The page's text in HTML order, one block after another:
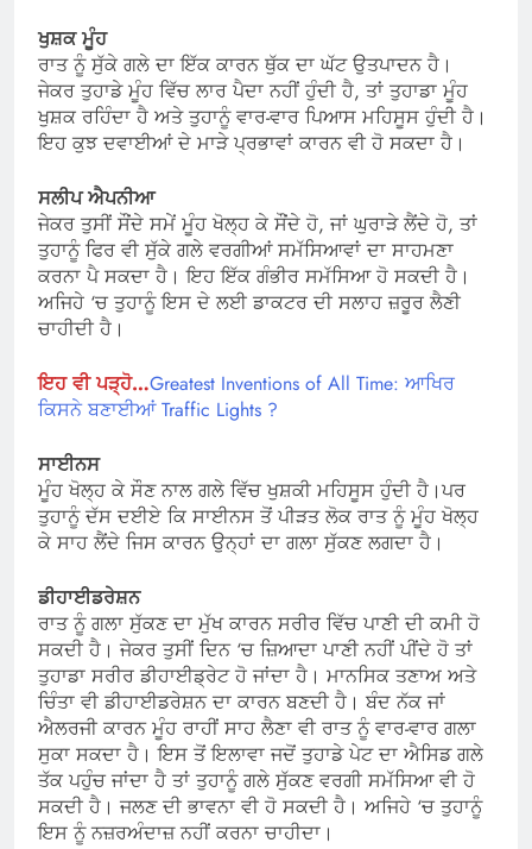
ਖੁਸ਼ਕ ਮੂੰਹ
ਰਾਤ ਨੂੰ ਸੁੱਕੇ ਗਲੇ ਦਾ ਇੱਕ ਕਾਰਨ ਥੁੱਕ ਦਾ ਘੱਟ ਉਤਪਾਦਨ ਹੈ।
ਜੇਕਰ ਤੁਹਾਡੇ ਮੂੰਹ ਵਿੱਚ ਲਾਰ ਪੈਦਾ ਨਹੀਂ ਹੁੰਦੀ ਹੈ, ਤਾਂ ਤੁਹਾਡਾ ਮੂੰਹ
ਖੁਸ਼ਕ ਰਹਿੰਦਾ ਹੈ ਅਤੇ ਤੁਹਾਨੂੰ ਵਾਰ-ਵਾਰ ਪਿਆਸ ਮਹਿਸੂਸ ਹੁੰਦੀ ਹੈ।
ਇਹ ਕੁਝ ਦਵਾਈਆਂ ਦੇ ਮਾੜੇ ਪ੍ਰਭਾਵਾਂ ਕਾਰਨ ਵੀ ਹੋ ਸਕਦਾ ਹੈ।
ਸਲੀਪ ਐਪਨੀਆ
ਜੇਕਰ ਤੁਸੀਂ ਸੌਂਦੇ ਸਮੇਂ ਮੂੰਹ ਖੋਲ੍ਹ ਕੇ ਸੌਂਦੇ ਹੋ, ਜਾਂ ਘੁਰਾੜੇ ਲੈਂਦੇ ਹੋ, ਤਾਂ
ਤੁਹਾਨੂੰ ਫਿਰ ਵੀ ਸੁੱਕੇ ਗਲੇ ਵਰਗੀਆਂ ਸਮੱਸਿਆਵਾਂ ਦਾ ਸਾਹਮਣਾ
ਕਰਨਾ ਪੈ ਸਕਦਾ ਹੈ। ਇਹ ਇੱਕ ਗੰਭੀਰ ਸਮੱਸਿਆ ਹੋ ਸਕਦੀ ਹੈ।
ਅਜਿਹੇ ‘ਚ ਤੁਹਾਨੂੰ ਇਸ ਦੇ ਲਈ ਡਾਕਟਰ ਦੀ ਸਲਾਹ ਜ਼ਰੂਰ ਲੈਣੀ
ਚਾਹੀਦੀ ਹੈ।
ਇਹ ਵੀ ਪੜ੍ਹੋ…Greatest Inventions of All Time: ਆਖਿਰ
ਕਿਸਨੇ ਬਣਾਈਆਂ Traffic Lights ?
ਸਾਈਨਸ
ਮੂੰਹ ਖੋਲ੍ਹ ਕੇ ਸੌਣ ਨਾਲ ਗਲੇ ਵਿੱਚ ਖੁਸ਼ਕੀ ਮਹਿਸੂਸ ਹੁੰਦੀ ਹੈ।ਪਰ
ਤੁਹਾਨੂੰ ਦੱਸ ਦਈਏ ਕਿ ਸਾਈਨਸ ਤੋਂ ਪੀੜਤ ਲੋਕ ਰਾਤ ਨੂੰ ਮੂੰਹ ਖੋਲ੍ਹ
ਕੇ ਸਾਹ ਲੈਂਦੇ ਜਿਸ ਕਾਰਨ ਉਨ੍ਹਾਂ ਦਾ ਗਲਾ ਸੁੱਕਣ ਲਗਦਾ ਹੈ।
ਡੀਹਾਈਡਰੇਸ਼ਨ
ਰਾਤ ਨੂੰ ਗਲਾ ਸੁੱਕਣ ਦਾ ਮੁੱਖ ਕਾਰਨ ਸਰੀਰ ਵਿੱਚ ਪਾਣੀ ਦੀ ਕਮੀ ਹੋ
ਸਕਦੀ ਹੈ। ਜੇਕਰ ਤੁਸੀਂ ਦਿਨ ‘ਚ ਜ਼ਿਆਦਾ ਪਾਣੀ ਨਹੀਂ ਪੀਂਦੇ ਹੋ ਤਾਂ
ਤੁਹਾਡਾ ਸਰੀਰ ਡੀਹਾਈਡ੍ਰੇਟ ਹੋ ਜਾਂਦਾ ਹੈ। ਮਾਨਸਿਕ ਤਣਾਅ ਅਤੇ
ਚਿੰਤਾ ਵੀ ਡੀਹਾਈਡਰੇਸ਼ਨ ਦਾ ਕਾਰਨ ਬਣਦੀ ਹੈ। ਬੰਦ ਨੱਕ ਜਾਂ
ਐਲਰਜੀ ਕਾਰਨ ਮੂੰਹ ਰਾਹੀਂ ਸਾਹ ਲੈਣਾ ਵੀ ਰਾਤ ਨੂੰ ਵਾਰ-ਵਾਰ ਗਲਾ
ਸੁਕਾ ਸਕਦਾ ਹੈ। ਇਸ ਤੋਂ ਇਲਾਵਾ ਜਦੋਂ ਤੁਹਾਡੇ ਪੇਟ ਦਾ ਐਸਿਡ ਗਲੇ
ਤੱਕ ਪਹੁੰਚ ਜਾਂਦਾ ਹੈ ਤਾਂ ਤੁਹਾਨੂੰ ਗਲੇ ਸੁੱਕਣ ਵਰਗੀ ਸਮੱਸਿਆ ਵੀ ਹੋ
ਸਕਦੀ ਹੈ। ਜਲਣ ਦੀ ਭਾਵਨਾ ਵੀ ਹੋ ਸਕਦੀ ਹੈ। ਅਜਿਹੇ ‘ਚ ਤੁਹਾਨੂੰ
ਇਸ ਨੂੰ ਨਜ਼ਰਅੰਦਾਜ਼ ਨਹੀਂ ਕਰਨਾ ਚਾਹੀਦਾ।